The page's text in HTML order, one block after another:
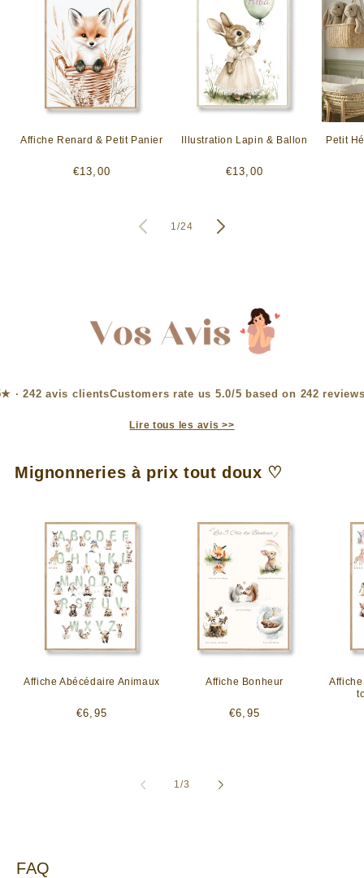
Affiche Renard & Petit Panier
Prix
€13,00
Illustration Lapin & Ballon
Prix
€13,00
Petit
1/de
24
Customers rate us 5.0/5 based on 242
Lire tous les avis >>
Mignonneries à prix tout doux ♡
Affiche Abécédaire Animaux
Prix
€6,95
Affiche Bonheur
Prix
€6,95
1/de
3
FAQ